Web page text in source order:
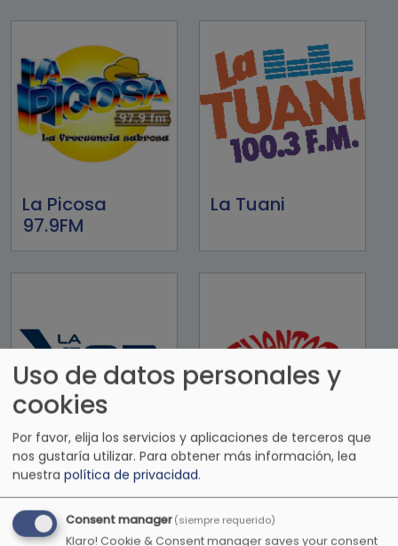
La Picosa
97.9FM
La Tuani
La Voz del Norte
Levantate el
Uso de datos personales y
cookies
Por favor, elija los servicios y aplicaciones de terceros que
nos gustaría utilizar. Para obtener más información, lea
nuestra política de privacidad.
Consent manager(siempre requerido)
Klaro! Cookie & Consent manager saves your consent